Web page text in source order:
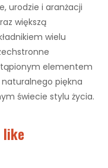
urodzie i aranżacji
większą
wielu
elementem
piękna
świecie stylu życia.
like